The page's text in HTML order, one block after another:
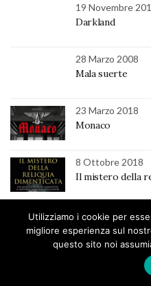
19 Novembre
Darkland
28 Marzo 2008
Mala suerte
23 Marzo 2018
Monaco
8 Ottobre 2018
Il mistero della
Chi siamo La redazione
Utilizziamo i cookie per
migliore esperienza sul
questo sito noi